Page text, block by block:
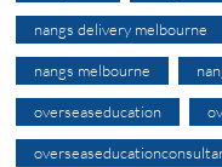
nangs delivery melbourne
nangs melbourne
overseaseducation